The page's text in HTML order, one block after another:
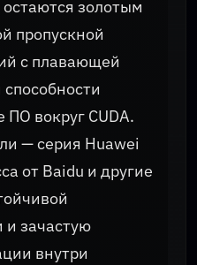
золотым
пропускной
с плавающей
ПО вокруг CUDA.
— серия Huawei
от Baidu и другие
и зачастую
внутри